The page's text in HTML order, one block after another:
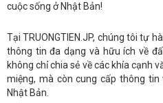
cuộc sống ở Nhật Bản!
Tại TRUONGTIEN.JP, chúng tôi tự
thông tin đa dạng và hữu ích về
không chỉ chia sẻ về các khía cạnh
miệng, mà còn cung cấp thông
Nhật Bản.